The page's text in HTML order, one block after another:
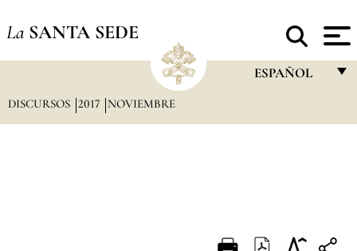
La SANTA SEDE
ESPAÑOL
DISCURSOS 2017 NOVIEMBRE